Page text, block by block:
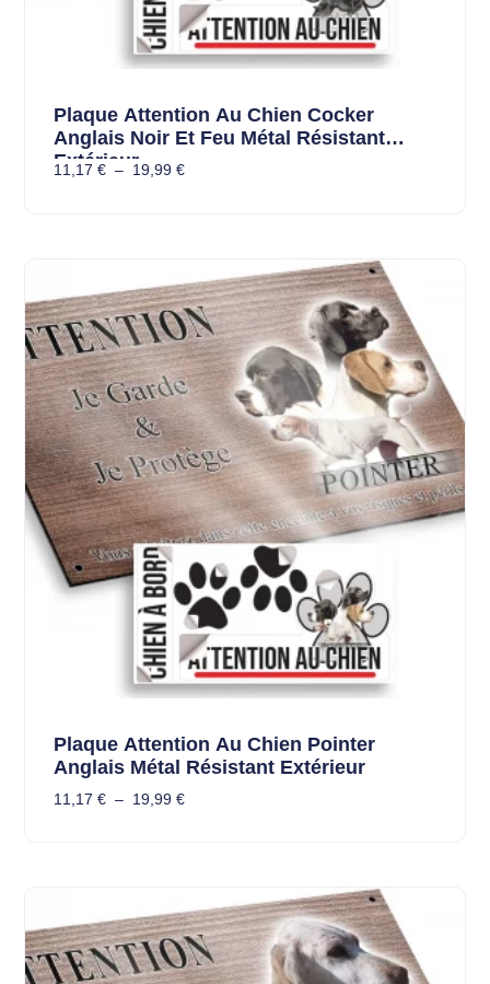
Plaque Attention Au Chien Cocker
Anglais Noir Et Feu Métal Résistant
Extérieur
11,17 € – 19,99 €
Plaque Attention Au Chien Pointer
Anglais Métal Résistant Extérieur
11,17 € – 19,99 €